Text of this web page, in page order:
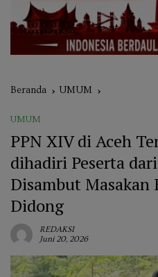
Beranda UMUM
UMUM
PPN XIV di Aceh
dihadiri Peserta
Disambut Masakan
Didong
REDAKSI
Juni 20, 2026